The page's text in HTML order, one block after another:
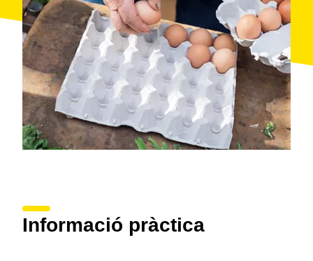
Informació pràctica